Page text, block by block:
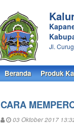
Jl.
Beranda Produk
CARA
03 Oktober 2017